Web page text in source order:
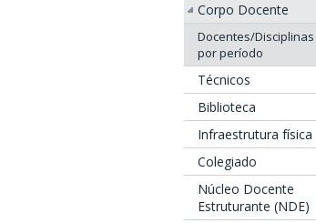
Corpo Docente
Docentes/Disciplinas
por período
Técnicos
Biblioteca
Infraestrutura física
Colegiado
Núcleo Docente
Estruturante (NDE)